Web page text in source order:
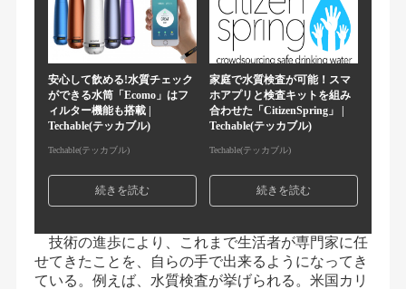
安心して飲める!水質チェック
ができる水筒「Ecomo」はフ
ィルター機能も搭載 |
Techable(テッカブル)
Techable(テッカブル)
続きを読む
家庭で水質検査が可能！スマ
ホアプリと検査キットを組み
合わせた「CitizenSpring」 |
Techable(テッカブル)
Techable(テッカブル)
続きを読む
技術の進歩により、これまで生活者が専門家に任
せてきたことを、自らの手で出来るようになってき
ている。例えば、水質検査が挙げられる。米国カリ